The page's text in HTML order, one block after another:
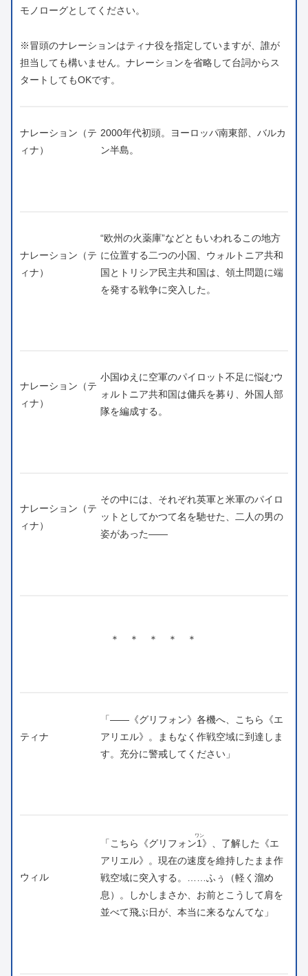
モノローグとしてください。
※冒頭のナレーションはティナ役を指定していますが、誰が
担当しても構いません。ナレーションを省略して台詞からス
タートしてもOKです。
ナレーション（テ
ィナ）
2000年代初頭。ヨーロッパ南東部、バルカ
ン半島。
ナレーション（テ
ィナ）
“欧州の火薬庫”などともいわれるこの地方
に位置する二つの小国、ウォルトニア共和
国とトリシア民主共和国は、領土問題に端
を発する戦争に突入した。
ナレーション（テ
ィナ）
小国ゆえに空軍のパイロット不足に悩むウ
ォルトニア共和国は傭兵を募り、外国人部
隊を編成する。
ナレーション（テ
ィナ）
その中には、それぞれ英軍と米軍のパイロ
ットとしてかつて名を馳せた、二人の男の
姿があった――
＊ ＊ ＊ ＊ ＊
ティナ
「――《グリフォン》各機へ、こちら《エ
アリエル》。まもなく作戦空域に到達しま
す。充分に警戒してください」
ウィル
「こちら《グリフォン1
ワン
》、了解した《エ
アリエル》。現在の速度を維持したまま作
戦空域に突入する。……ふぅ（軽く溜め
息）。しかしまさか、お前とこうして肩を
並べて飛ぶ日が、本当に来るなんてな」